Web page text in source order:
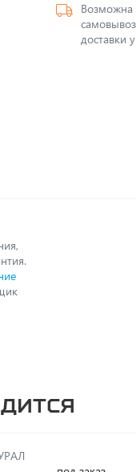
Возможна
доставки